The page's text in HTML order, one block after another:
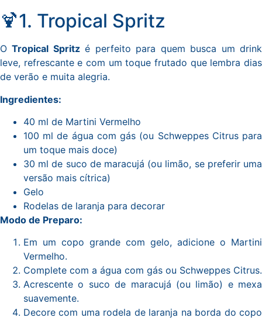
🍹1. Tropical Spritz
OTropical Spritzé perfeito para quem busca um drink
leve, refrescante e com um toque frutado que lembra dias
de verão e muita alegria.
Ingredientes:
40 ml de Martini Vermelho
100 ml de água com gás (ou Schweppes Citrus para
um toque mais doce)
30 ml de suco de maracujá (ou limão, se preferir uma
versão mais cítrica)
Gelo
Rodelas de laranja para decorar
Modo de Preparo:
Em um copo grande com gelo, adicione o Martini
Vermelho.
Complete com a água com gás ou Schweppes Citrus.
Acrescente o suco de maracujá (ou limão) e mexa
suavemente.
Decore com uma rodela de laranja na borda do copo